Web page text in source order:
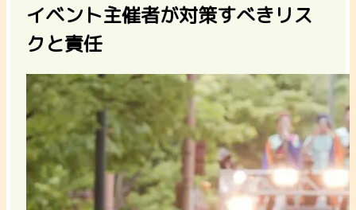
イベント主催者が対策すべきリス
クと責任